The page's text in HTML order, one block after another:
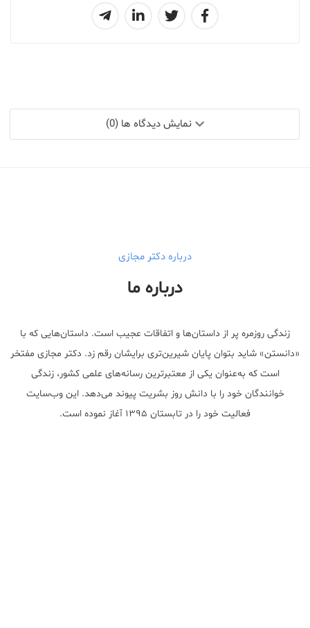
نمایش دیدگاه ها (0)
درباره دکتر مجازی
درباره ما
زندگی روزمره پر از داستان‌ها و اتفاقات عجیب است. داستان‌هایی که با
«دانستن» شاید بتوان پایان شیرین‌تری برایشان رقم زد. دکتر مجازی مفتخر
است که به‌عنوان یکی از معتبر‌ترین رسانه‌های علمی کشور، زندگی
خوانندگان خود را با دانش روز بشریت پیوند می‌دهد. این وب‌سایت
فعالیت خود را در تابستان ۱۳۹۵ آغاز نموده است.